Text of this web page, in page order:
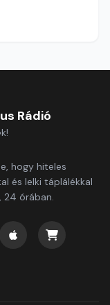
Rádió
hogy hiteles
és lelki táplálékkal
24 órában.